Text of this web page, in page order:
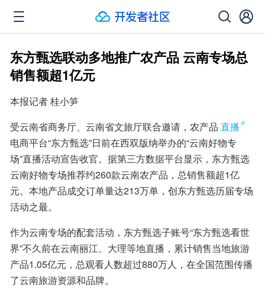
东方甄选联动多地推广农产品 云南专场总
销售额超1亿元
本报记者 桂小笋
受云南省商务厅、云南省文旅厅联合邀请，农产品 直播
电商平台“东方甄选”日前在西双版纳举办的“云南好物专
场”直播活动宣告收官。据第三方数据平台显示，东方甄选
云南好物专场推荐约260款云南农产品，总销售额超1亿
元。本地产品成交订单量达213万单，创东方甄选历届专场
活动之最。
作为云南专场的配套活动，东方甄选子账号“东方甄选看世
界”不久前在云南丽江、大理等地直播，累计销售当地旅游
产品1.05亿元，总观看人数超过880万人，在全国范围传播
了云南旅游资源和品牌。